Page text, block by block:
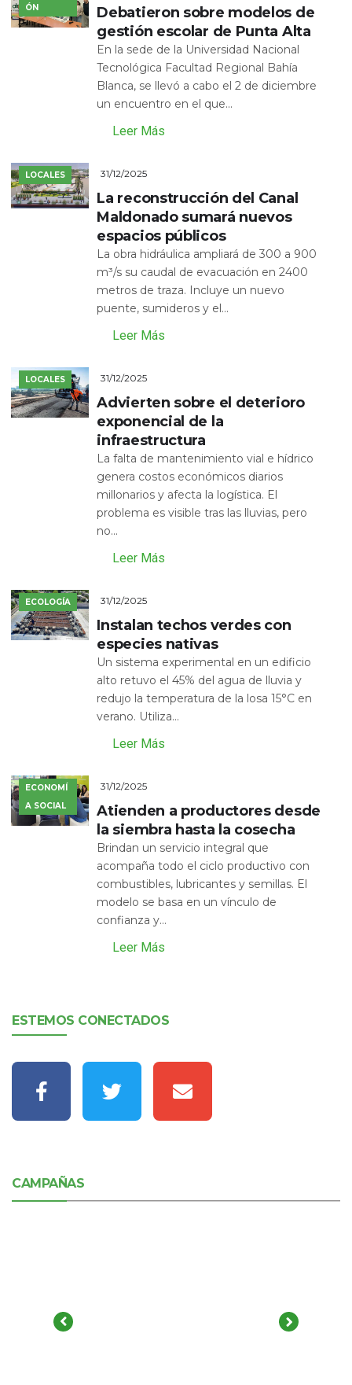
ÓN
Debatieron sobre modelos de
gestión escolar de Punta Alta
En la sede de la Universidad Nacional
Tecnológica Facultad Regional Bahía
Blanca, se llevó a cabo el 2 de diciembre
un encuentro en el que...
Leer Más
LOCALES 31/12/2025
La reconstrucción del Canal
Maldonado sumará nuevos
espacios públicos
La obra hidráulica ampliará de 300 a 900
m³/s su caudal de evacuación en 2400
metros de traza. Incluye un nuevo
puente, sumideros y el...
Leer Más
LOCALES 31/12/2025
Advierten sobre el deterioro
exponencial de la
infraestructura
La falta de mantenimiento vial e hídrico
genera costos económicos diarios
millonarios y afecta la logística. El
problema es visible tras las lluvias, pero
no...
Leer Más
ECOLOGÍA 31/12/2025
Instalan techos verdes con
especies nativas
Un sistema experimental en un edificio
alto retuvo el 45% del agua de lluvia y
redujo la temperatura de la losa 15°C en
verano. Utiliza...
Leer Más
ECONOMÍ
A SOCIAL
31/12/2025
Atienden a productores desde
la siembra hasta la cosecha
Brindan un servicio integral que
acompaña todo el ciclo productivo con
combustibles, lubricantes y semillas. El
modelo se basa en un vínculo de
confianza y...
Leer Más
ESTEMOS CONECTADOS
CAMPAÑAS